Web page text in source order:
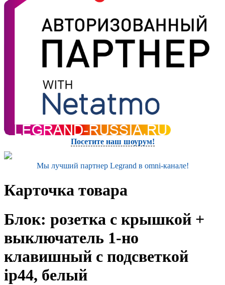
Посетите наш шоурум!
Мы лучший партнер Legrand в omni-канале!
Карточка товара
Блок: розетка с крышкой +
выключатель 1-но
клавишный с подсветкой
ip44, белый